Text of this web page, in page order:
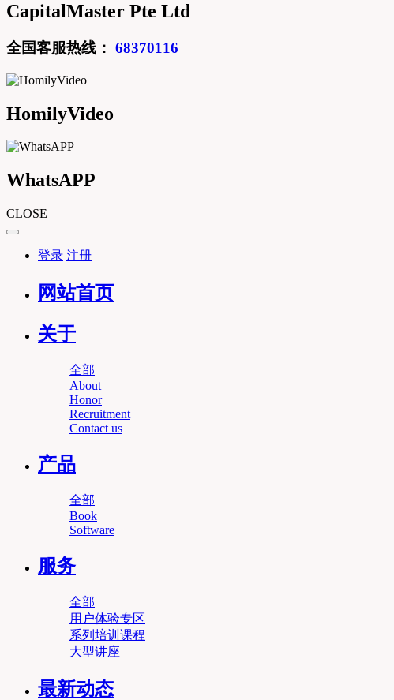
CapitalMaster Pte Ltd
全国客服热线： 68370116
HomilyVideo
WhatsAPP
CLOSE
登录 注册
网站首页
关于
全部
About
Honor
Recruitment
Contact us
产品
全部
Book
Software
服务
全部
用户体验专区
系列培训课程
大型讲座
最新动态